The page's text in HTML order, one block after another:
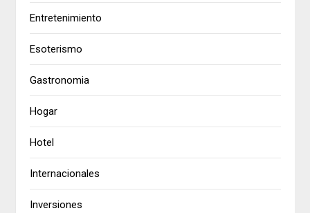
Entretenimiento
Esoterismo
Gastronomia
Hogar
Hotel
Internacionales
Inversiones